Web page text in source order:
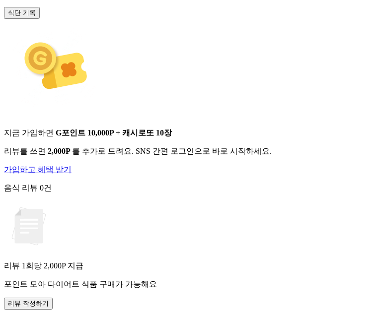
식단 기록
지금 가입하면 G포인트 10,000P + 캐시로또 10장
리뷰를 쓰면 2,000P 를 추가로 드려요. SNS 간편 로그인으로 바로 시작하세요.
가입하고 혜택 받기
음식 리뷰 0건
리뷰 1회당 2,000P 지급
포인트 모아 다이어트 식품 구매가 가능해요
리뷰 작성하기